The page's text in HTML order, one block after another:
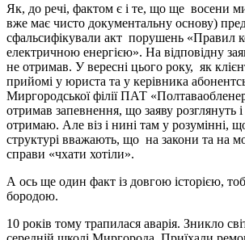
Як, до речі, фактом є і те, що ще восени
вже має чисто документальну основу)
сфальсифікували акт порушень «Правил
електричною енергією». На відповідну
не отримав. У вересні цього року, як
прийомі у юриста та у керівника
Миргородської філії ПАТ
отримав запевнення, що заяву розглянуть і
отримаю. Але віз і нині там у розумінні,
структурі вважають, що на закони та на
справи «чхати хотіли».
А ось ще один факт із довгою історією,
бородою.
10 років тому трапилася аварія. Зникло